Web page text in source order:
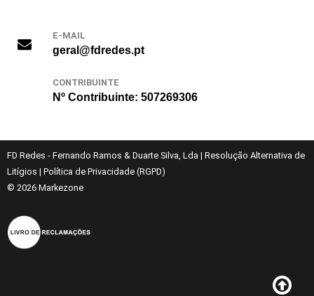
E-MAIL
geral@fdredes.pt
CONTRIBUINTE
Nº Contribuinte: 507269306
FD Redes - Fernando Ramos & Duarte Silva, Lda | Resolução Alternativa de
Litígios | Política de Privacidade (RGPD)
© 2026 Markezone